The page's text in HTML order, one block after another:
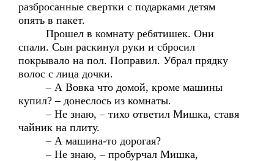
разбросанные свертки с подарками детям
опять в пакет.
Прошел в комнату ребятишек. Они
спали. Сын раскинул руки и сбросил
покрывало на пол. Поправил. Убрал прядку
волос с лица дочки.
– А Вовка что домой, кроме машины
купил? – донеслось из комнаты.
– Не знаю, – тихо ответил Мишка, ставя
чайник на плиту.
– А машина-то дорогая?
– Не знаю, – пробурчал Мишка,